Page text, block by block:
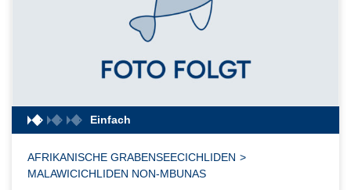
Einfach
AFRIKANISCHE GRABENSEECICHLIDEN >
MALAWICICHLIDEN NON-MBUNAS